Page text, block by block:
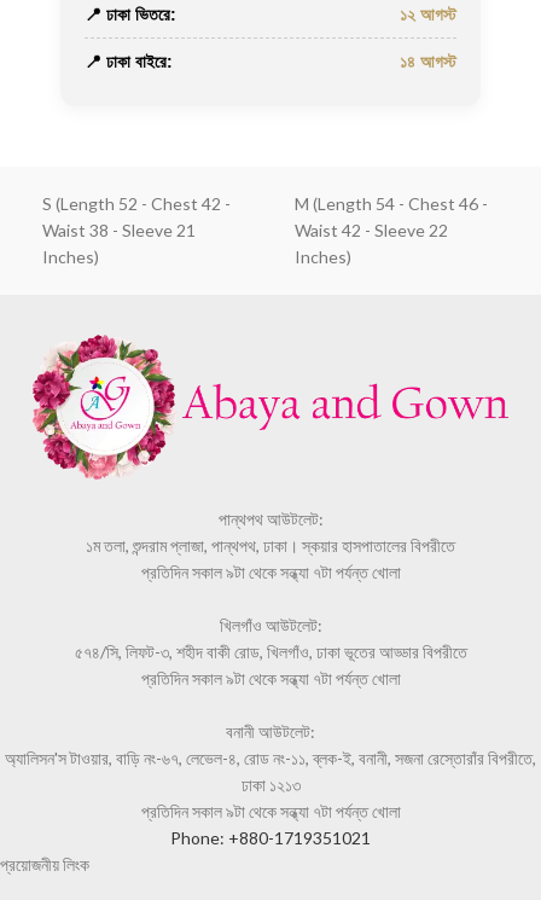
📍 ঢাকা ভিতরে: ১২ আগস্ট
📍 ঢাকা বাইরে: ১৪ আগস্ট
S (Length 52 - Chest 42 -
Waist 38 - Sleeve 21
Inches)
M (Length 54 - Chest 46 -
Waist 42 - Sleeve 22
Inches)
পান্থপথ আউটলেট:
১ম তলা, শুন্দরাম প্লাজা, পান্থপথ, ঢাকা। স্কয়ার হাসপাতালের বিপরীতে
প্রতিদিন সকাল ৯টা থেকে সন্ধ্যা ৭টা পর্যন্ত খোলা
খিলগাঁও আউটলেট:
৫৭৪/সি, লিফট-৩, শহীদ বাকী রোড, খিলগাঁও, ঢাকা ভূতের আড্ডার বিপরীতে
প্রতিদিন সকাল ৯টা থেকে সন্ধ্যা ৭টা পর্যন্ত খোলা
বনানী আউটলেট:
অ্যালিসন'স টাওয়ার, বাড়ি নং-৬৭, লেভেল-৪, রোড নং-১১, ব্লক-ই, বনানী, সজনা রেস্তোরাঁর বিপরীতে,
ঢাকা ১২১৩
প্রতিদিন সকাল ৯টা থেকে সন্ধ্যা ৭টা পর্যন্ত খোলা
Phone: +880-1719351021
প্রয়োজনীয় লিংক